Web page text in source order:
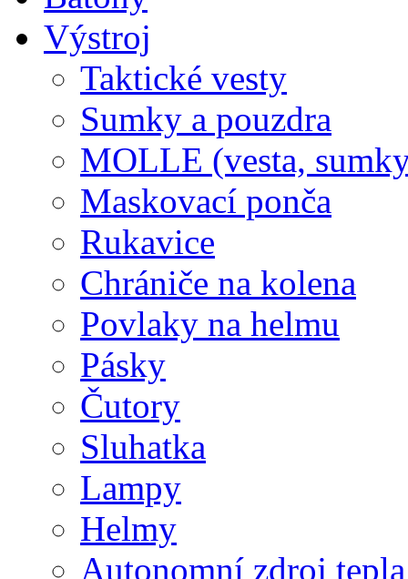
Výstroj
Taktické vesty
Sumky a pouzdra
MOLLE (vesta,
Maskovací ponča
Rukavice
Chrániče na kolena
Povlaky na helmu
Pásky
Čutory
Sluhatka
Lampy
Helmy
Autonomní zdroj tepla